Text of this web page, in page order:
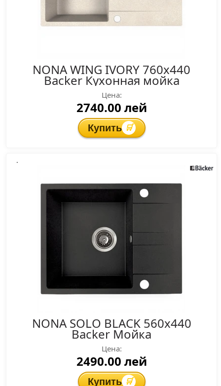
NONA WING IVORY 760x440
Backer Кухонная мойка
Цена:
2740.00 лей
Купить 🛒
.
NONA SOLO BLACK 560x440
Backer Мойка
Цена:
2490.00 лей
Купить 🛒